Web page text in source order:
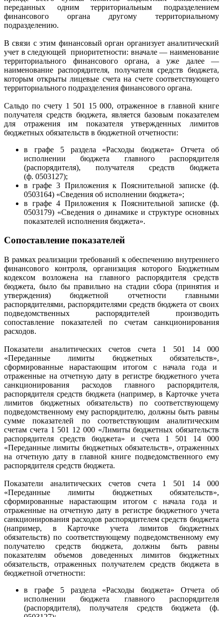
переданных одним территориальным подразделением
финансового органа другому территориальному
подразделению.
В связи с этим финансовый орган организует аналитический
учет в следующей приоритетности: вначале — наименование
территориального финансового органа, а уже далее —
наименование распорядителя, получателя средств бюджета,
которым открыты лицевые счета на счете соответствующего
территориального подразделения финансового органа.
Сальдо по счету 1 501 15 000, отраженное в главной книге
получателя средств бюджета, является базовым показателем
для отражения им показателя утвержденных лимитов
бюджетных обязательств в бюджетной отчетности:
в графе 5 раздела «Расходы бюджета» Отчета об
исполнении бюджета главного распорядителя
(распорядителя), получателя средств бюджета
(ф. 0503127);
в графе 3 Приложения к Пояснительной записке (ф.
0503164) «Сведения об исполнении бюджета»;
в графе 4 Приложения к Пояснительной записке (ф.
0503179) «Сведения о динамике и структуре основных
показателей исполнения бюджета».
Сопоставление показателей
В рамках реализации требований к обеспечению внутреннего
финансового контроля, организация которого Бюджетным
кодексом возложена на главного распорядителя средств
бюджета, было бы правильно на стадии сбора (принятия и
утверждения) бюджетной отчетности главными
распорядителями, распорядителями средств бюджета от своих
подведомственных распорядителей производить
сопоставление показателей по счетам санкционирования
расходов.
Показатели аналитических счетов счета 1 501 14 000
«Переданные лимиты бюджетных обязательств»,
сформированные нарастающим итогом с начала года и
отраженные на отчетную дату в регистре бюджетного учета
санкционирования расходов главного распорядителя,
распорядителя средств бюджета (например, в Карточке учета
лимитов бюджетных обязательств) по соответствующему
подведомственному ему распорядителю, должны быть равны
сумме показателей по соответствующим аналитическим
счетам счета 1 501 12 000 «Лимиты бюджетных обязательств
распорядителя средств бюджета» и счета 1 501 14 000
«Переданные лимиты бюджетных обязательств», отраженных
на отчетную дату в главной книге подведомственного ему
распорядителя средств бюджета.
Показатели аналитических счетов счета 1 501 14 000
«Переданные лимиты бюджетных обязательств»,
сформированные нарастающим итогом с начала года и
отраженные на отчетную дату в регистре бюджетного учета
санкционирования расходов распорядителем средств бюджета
(например, в Карточке учета лимитов бюджетных
обязательств) по соответствующему подведомственному ему
получателю средств бюджета, должны быть равны
показателям объемов доведенных лимитов бюджетных
обязательств, отраженных получателем средств бюджета в
бюджетной отчетности:
в графе 5 раздела «Расходы бюджета» Отчета об
исполнении бюджета главного распорядителя
(распорядителя), получателя средств бюджета (ф.